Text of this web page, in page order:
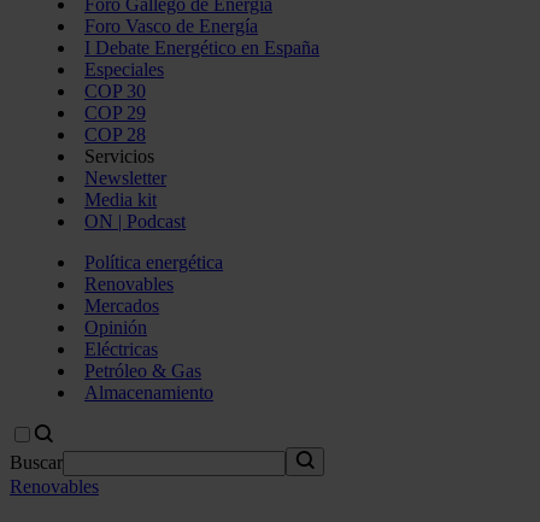
Foro Gallego de Energía
Foro Vasco de Energía
I Debate Energético en España
Especiales
COP 30
COP 29
COP 28
Servicios
Newsletter
Media kit
ON | Podcast
Política energética
Renovables
Mercados
Opinión
Eléctricas
Petróleo & Gas
Almacenamiento
Buscar
Renovables